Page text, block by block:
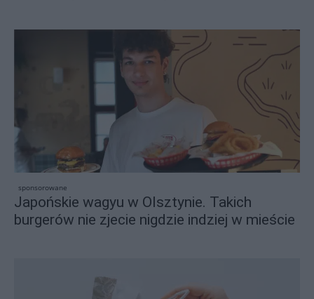
sponsorowane
Japońskie wagyu w Olsztynie. Takich
burgerów nie zjecie nigdzie indziej w mieście